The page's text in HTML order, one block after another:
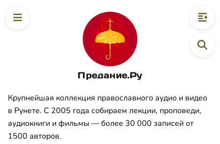
Предание.Ру
Крупнейшая коллекция православного аудио и видео
в Рунете. С 2005 года собираем лекции, проповеди,
аудиокниги и фильмы — более 30 000 записей от
1500 авторов.